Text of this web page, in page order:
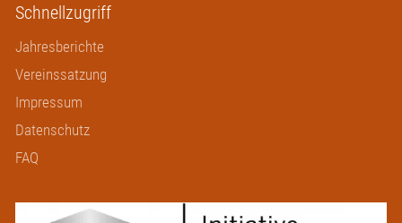
Schnellzugriff
Jahresberichte
Vereinssatzung
Impressum
Datenschutz
FAQ